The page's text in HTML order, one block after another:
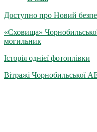
Доступно про Новий
«Сховища»
могильник
Історія однієї фотоплівки
Вітражі Чорнобильської